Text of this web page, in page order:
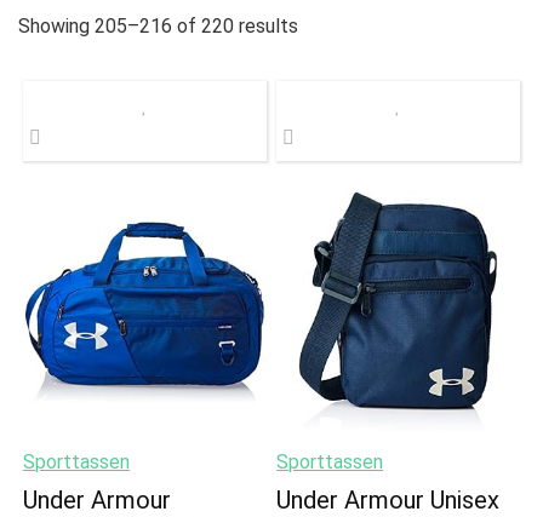
Showing 205–216 of 220 results
Sporttassen
Under Armour
Sporttassen
Under Armour Unisex